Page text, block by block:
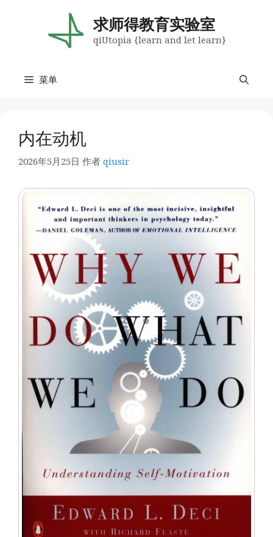
求师得教育实验室
qiUtopia {learn and let learn}
菜单
内在动机
2026年5月25日 作者 qiusir